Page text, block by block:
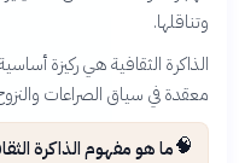
وتناقلها.
الذاكرة الثقافية هي ركيزة
معقدة في سياق الصراعات
🧠ما هو مفهوم الذاكرة